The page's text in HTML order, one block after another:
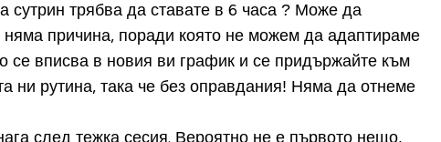
трябва да ставате в 6 часа ?Може да
причина, поради която не можем да адаптираме
се вписва в новия ви график и се придържайте към
ни рутина, така че без оправдания! Няма да отнеме
след тежка сесия. Вероятно не е първото нещо,